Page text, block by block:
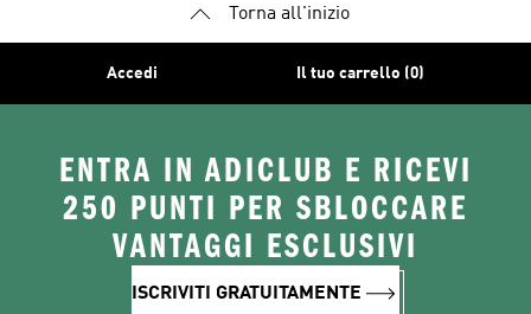
Torna all'inizio
Accedi Il tuo carrello (0)
ENTRA IN ADICLUB E RICEVI
250 PUNTI PER SBLOCCARE
VANTAGGI ESCLUSIVI
ISCRIVITI GRATUITAMENTE